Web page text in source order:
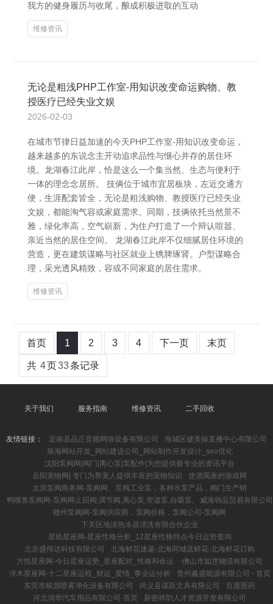
我方的健身履历与收尾，酿成积极进取的互动
维修资讯
无论是粗浅PHP工作室-用知识改变命运购物、教
授医疗已经失业文娱
2026-02-03
在城市节律日益加速的今天PHP工作室-用知识改变命运，
越来越多的东说念主开动追求品性与惬心并存的居住环
境。龙湖春江此岸，恰是这么一个集当然、生态与便利于
一体的理念念居所。 技俩位于城市宜居板块，左近交通方
便，生涯配套皆全，无论是粗浅购物、教授医疗已经失业
文娱，都能淘气容或家庭需求。同期，技俩依托当然景不
雅，绿化率高，空气崭新，为住户打造了一个辩认喧嚣、
亲近当然的居住空间。 龙湖春江此岸不仅细腻居住环境的
营造，更在建筑谋略与社区就业上镌脾琢肾。户型谋略合
理，采光透风精致，容或不同家庭的居住需求。
维修资讯
首页 1 2 3 4 下一页 末页
共 4页33条记录
关于我们 服务指南 维修资讯 二手回收
友情链接： 定南县品正音频网络设备有限公司
海城区健美操直播中心有限公司
珠海网站开发_网站建设公司_网站制作开发设计_seo优化
沈阳泵阀网|阀门|离心泵|泵配件|为您提供最专业的资讯平台
岳阳宠物网| 专门为养宠人提供丰富的宠物知识
使酒罵座的游戏网
太原泵阀商务网-泵阀网、泵阀工业泵，各种水泵产品，阀门生产销
鸭嘴兽泵阀网-泵阀网止回阀,调节阀,离心泵,管道泵,自吸泵,
威海韩品贸易有限公司
赣州泵阀网-泵阀供应商，泵阀价格，泵阀公司-泵阀网
下关区地淡热水器清洗有限合伙企业
星轨星座网-星座性格分析_12星座性格特点今日运势查询
北京盛伟达科技有限公司
北海鲜花速递-北海同城送鲜花-北海鲜花订购
方悦星座网-今日星座运势_星座配对_性格和命运
-佛山市如意物流有限公司
洋木星座网-十二星座运程_财运_爱情_事业运分析
贵州鑫盛能源有限公司 - 首页
东莞市栋源喷雾净化设备有限公司
尚义县谋跃文具有限公司
百度医药
河北润华汽车用品有限公司-首页
新密祥韵人才资源开发有限公司